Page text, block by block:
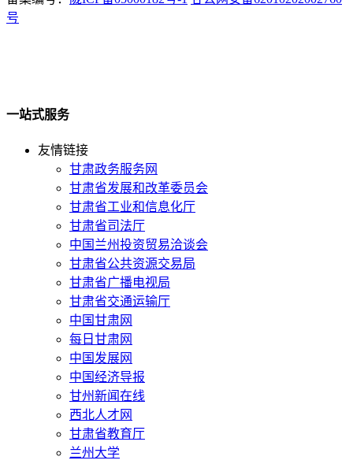
号
一站式服务
友情链接
甘肃政务服务网
甘肃省发展和改革委员会
甘肃省工业和信息化厅
甘肃省司法厅
中国兰州投资贸易洽谈会
甘肃省公共资源交易局
甘肃省广播电视局
甘肃省交通运输厅
中国甘肃网
每日甘肃网
中国发展网
中国经济导报
甘州新闻在线
西北人才网
甘肃省教育厅
兰州大学